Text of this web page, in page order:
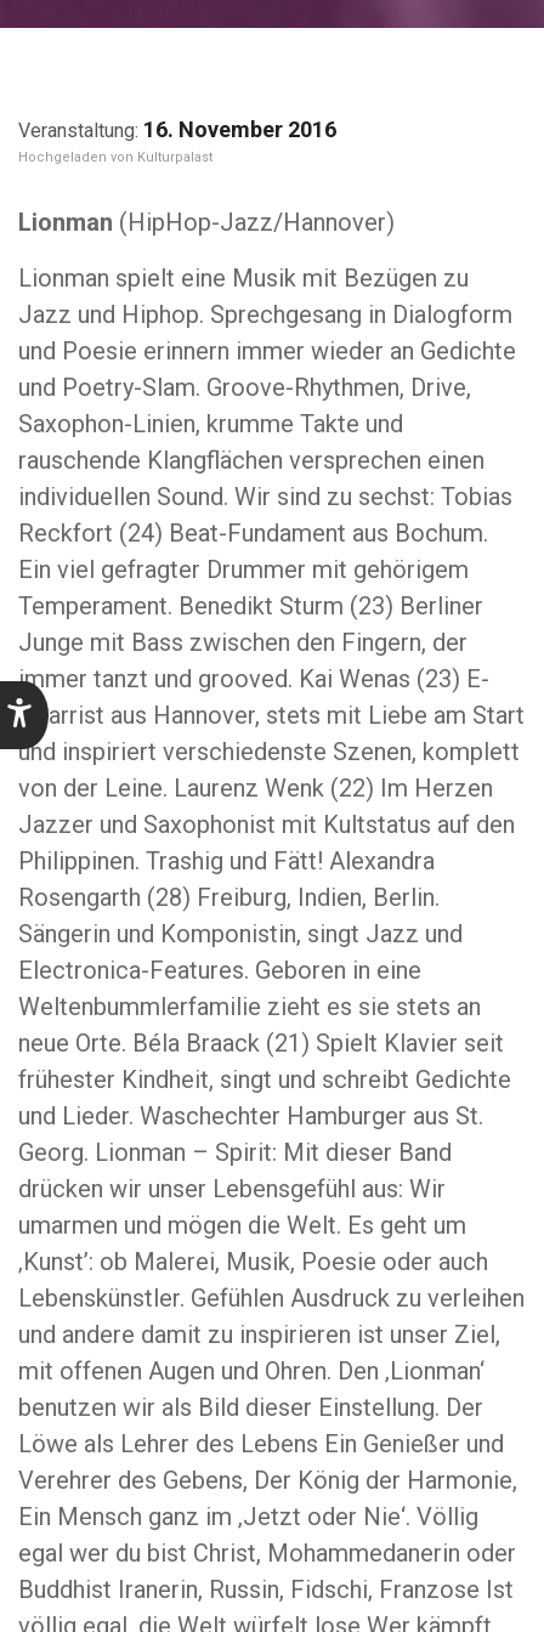
16. November 2016
Kulturpalast
Lionman (HipHop-Jazz/Hannover)
Lionman spielt eine Musik mit Bezügen zu
Jazz und Hiphop. Sprechgesang in Dialogform
und Poesie erinnern immer wieder an Gedichte
und Poetry-Slam. Groove-Rhythmen, Drive,
Saxophon-Linien, krumme Takte und
rauschende Klangflächen versprechen einen
individuellen Sound. Wir sind zu sechst: Tobias
Reckfort (24) Beat-Fundament aus Bochum.
Ein viel gefragter Drummer mit gehörigem
Temperament. Benedikt Sturm (23) Berliner
Junge mit Bass zwischen den Fingern, der
immer tanzt und grooved. Kai Wenas (23) E-
Gitarrist aus Hannover, stets mit Liebe am Start
und inspiriert verschiedenste Szenen, komplett
von der Leine. Laurenz Wenk (22) Im Herzen
Jazzer und Saxophonist mit Kultstatus auf den
Philippinen. Trashig und Fätt! Alexandra
Rosengarth (28) Freiburg, Indien, Berlin.
Sängerin und Komponistin, singt Jazz und
Electronica-Features. Geboren in eine
Weltenbummlerfamilie zieht es sie stets an
neue Orte. Béla Braack (21) Spielt Klavier seit
frühester Kindheit, singt und schreibt Gedichte
und Lieder. Waschechter Hamburger aus St.
Georg. Lionman – Spirit: Mit dieser Band
drücken wir unser Lebensgefühl aus: Wir
umarmen und mögen die Welt. Es geht um
‚Kunst’: ob Malerei, Musik, Poesie oder auch
Lebenskünstler. Gefühlen Ausdruck zu verleihen
und andere damit zu inspirieren ist unser Ziel,
mit offenen Augen und Ohren. Den ‚Lionman‘
benutzen wir als Bild dieser Einstellung. Der
Löwe als Lehrer des Lebens Ein Genießer und
Verehrer des Gebens, Der König der Harmonie,
Ein Mensch ganz im ‚Jetzt oder Nie‘. Völlig
egal wer du bist Christ, Mohammedanerin oder
Buddhist Iranerin, Russin, Fidschi, Franzose Ist
völlig egal, die Welt würfelt lose Wer kämpft,